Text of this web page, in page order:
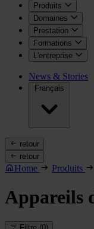
Produits
Domaines
Prestation
Formations
L'entreprise
News & Stories
Français
retour
retour
Home Produits
Appareils